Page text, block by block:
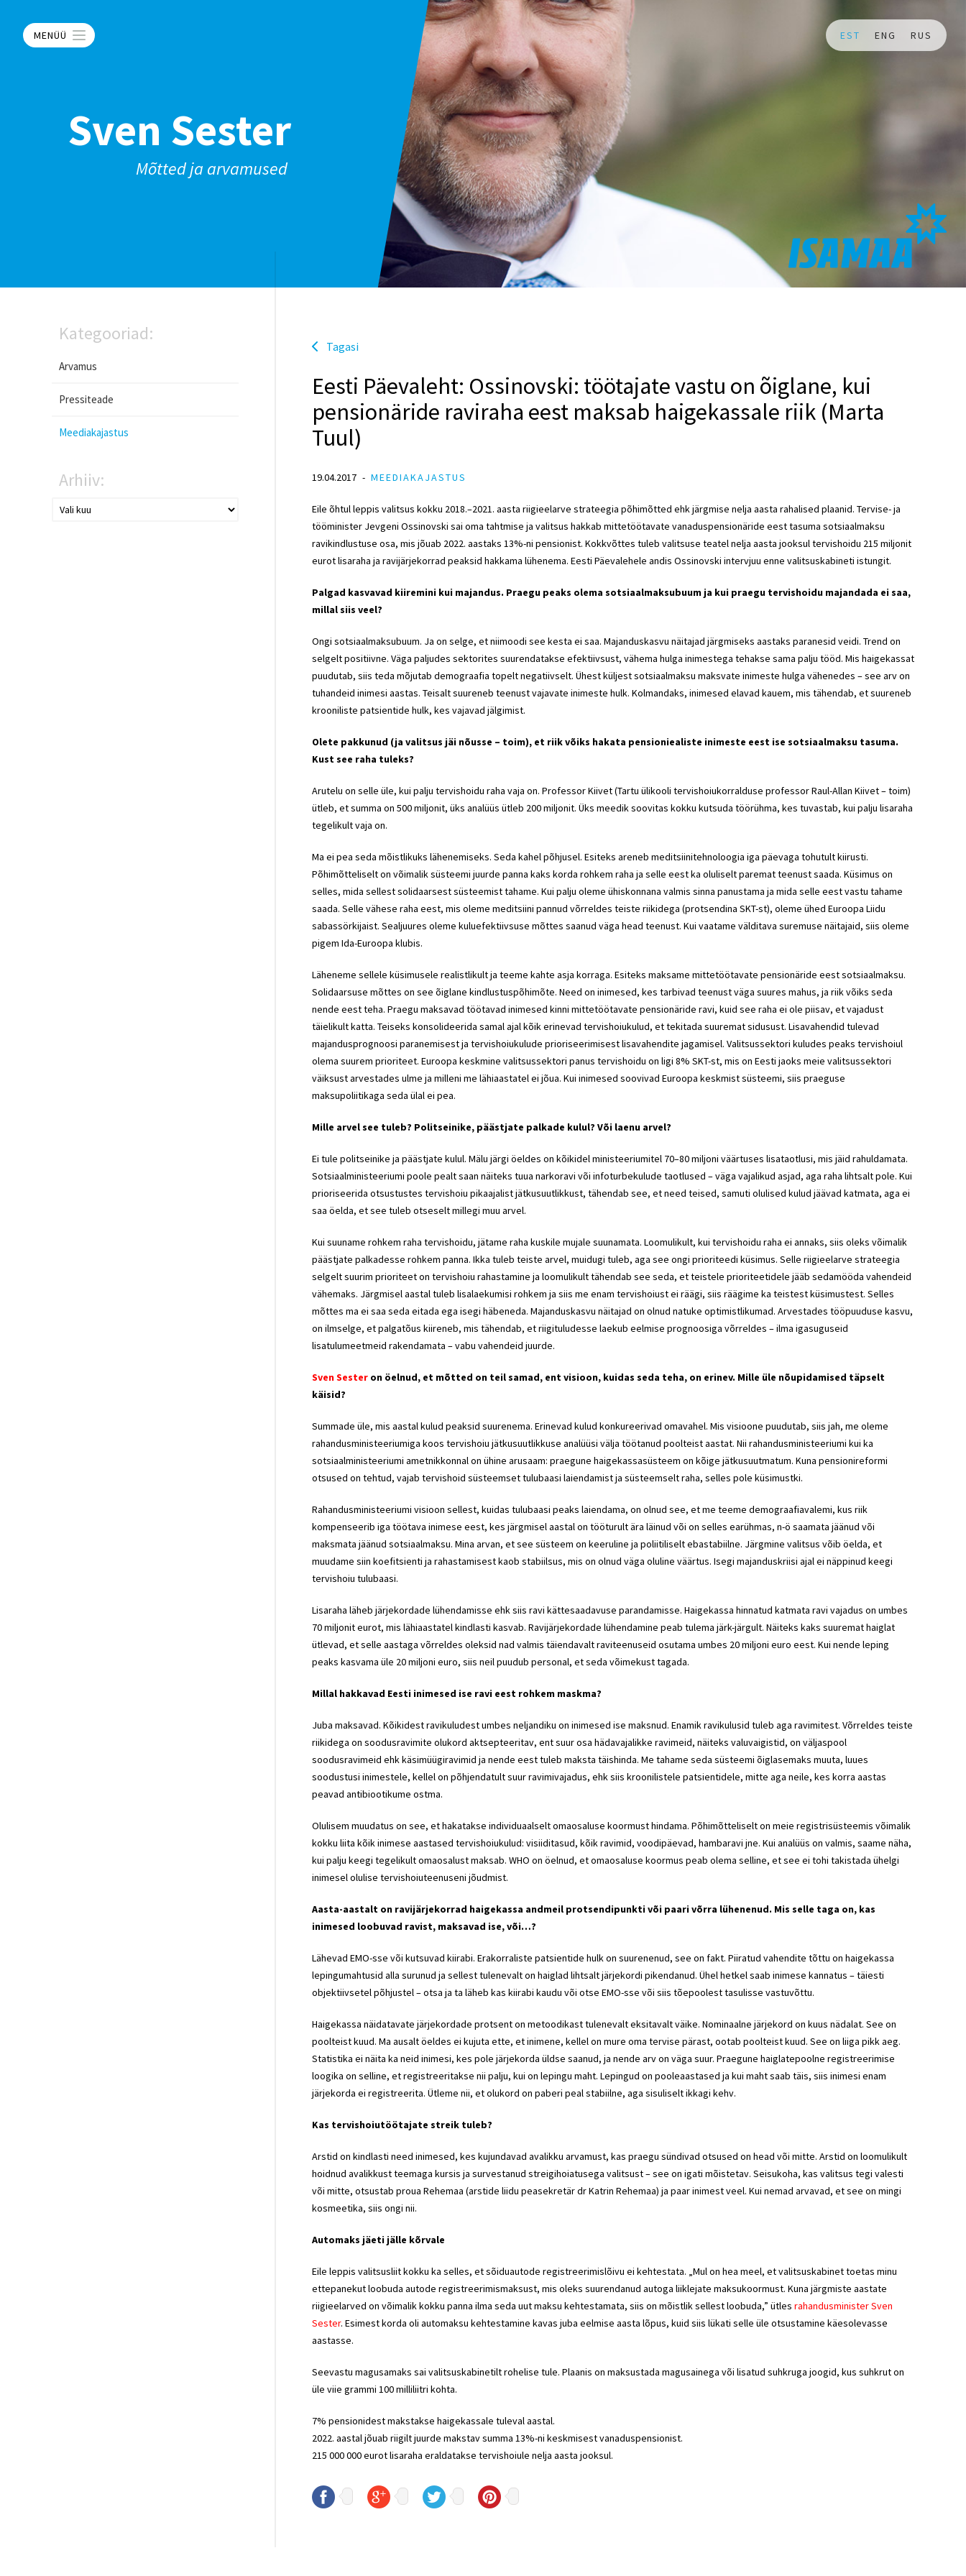
MENÜÜ EST ENG RUS
Sven Sester
Mõtted ja arvamused
Kategooriad:
Arvamus
Pressiteade
Meediakajastus
Arhiiv:
Tagasi
Eesti Päevaleht: Ossinovski: töötajate vastu on õiglane, kui
pensionäride raviraha eest maksab haigekassale riik (Marta
Tuul)
19.04.2017 MEEDIAKAJASTUS
Eile õhtul leppis valitsus kokku 2018.–2021. aasta riigieelarve strateegia põhimõtted ehk järgmise nelja aasta rahalised plaanid. Tervise- ja
tööminister Jevgeni Ossinovski sai oma tahtmise ja valitsus hakkab mittetöötavate vanaduspensionäride eest tasuma sotsiaalmaksu
ravikindlustuse osa, mis jõuab 2022. aastaks 13%-ni pensionist. Kokkvõttes tuleb valitsuse teatel nelja aasta jooksul tervishoidu 215 miljonit
eurot lisaraha ja ravijärjekorrad peaksid hakkama lühenema. Eesti Päevalehele andis Ossinovski intervjuu enne valitsuskabineti istungit.
Palgad kasvavad kiiremini kui majandus. Praegu peaks olema sotsiaalmaksubuum ja kui praegu tervishoidu majandada ei saa,
millal siis veel?
Ongi sotsiaalmaksubuum. Ja on selge, et niimoodi see kesta ei saa. Majanduskasvu näitajad järgmiseks aastaks paranesid veidi. Trend on
selgelt positiivne. Väga paljudes sektorites suurendatakse efektiivsust, vähema hulga inimestega tehakse sama palju tööd. Mis haigekassat
puudutab, siis teda mõjutab demograafia topelt negatiivselt. Ühest küljest sotsiaalmaksu maksvate inimeste hulga vähenedes – see arv on
tuhandeid inimesi aastas. Teisalt suureneb teenust vajavate inimeste hulk. Kolmandaks, inimesed elavad kauem, mis tähendab, et suureneb
krooniliste patsientide hulk, kes vajavad jälgimist.
Olete pakkunud (ja valitsus jäi nõusse – toim), et riik võiks hakata pensioniealiste inimeste eest ise sotsiaalmaksu tasuma.
Kust see raha tuleks?
Arutelu on selle üle, kui palju tervishoidu raha vaja on. Professor Kiivet (Tartu ülikooli tervishoiukorralduse professor Raul-Allan Kiivet – toim)
ütleb, et summa on 500 miljonit, üks analüüs ütleb 200 miljonit. Üks meedik soovitas kokku kutsuda töörühma, kes tuvastab, kui palju lisaraha
tegelikult vaja on.
Ma ei pea seda mõistlikuks lähenemiseks. Seda kahel põhjusel. Esiteks areneb meditsiinitehnoloogia iga päevaga tohutult kiirusti.
Põhimõtteliselt on võimalik süsteemi juurde panna kaks korda rohkem raha ja selle eest ka oluliselt paremat teenust saada. Küsimus on
selles, mida sellest solidaarsest süsteemist tahame. Kui palju oleme ühiskonnana valmis sinna panustama ja mida selle eest vastu tahame
saada. Selle vähese raha eest, mis oleme meditsiini pannud võrreldes teiste riikidega (protsendina SKT-st), oleme ühed Euroopa Liidu
sabassörkijaist. Sealjuures oleme kuluefektiivsuse mõttes saanud väga head teenust. Kui vaatame välditava suremuse näitajaid, siis oleme
pigem Ida-Euroopa klubis.
Läheneme sellele küsimusele realistlikult ja teeme kahte asja korraga. Esiteks maksame mittetöötavate pensionäride eest sotsiaalmaksu.
Solidaarsuse mõttes on see õiglane kindlustuspõhimõte. Need on inimesed, kes tarbivad teenust väga suures mahus, ja riik võiks seda
nende eest teha. Praegu maksavad töötavad inimesed kinni mittetöötavate pensionäride ravi, kuid see raha ei ole piisav, et vajadust
täielikult katta. Teiseks konsolideerida samal ajal kõik erinevad tervishoiukulud, et tekitada suuremat sidusust. Lisavahendid tulevad
majandusprognoosi paranemisest ja tervishoiukulude prioriseerimisest lisavahendite jagamisel. Valitsussektori kuludes peaks tervishoiul
olema suurem prioriteet. Euroopa keskmine valitsussektori panus tervishoidu on ligi 8% SKT-st, mis on Eesti jaoks meie valitsussektori
väiksust arvestades ulme ja milleni me lähiaastatel ei jõua. Kui inimesed soovivad Euroopa keskmist süsteemi, siis praeguse
maksupoliitikaga seda ülal ei pea.
Mille arvel see tuleb? Politseinike, päästjate palkade kulul? Või laenu arvel?
Ei tule politseinike ja päästjate kulul. Mälu järgi öeldes on kõikidel ministeeriumitel 70–80 miljoni väärtuses lisataotlusi, mis jäid rahuldamata.
Sotsiaalministeeriumi poole pealt saan näiteks tuua narkoravi või infoturbekulude taotlused – väga vajalikud asjad, aga raha lihtsalt pole. Kui
prioriseerida otsustustes tervishoiu pikaajalist jätkusuutlikkust, tähendab see, et need teised, samuti olulised kulud jäävad katmata, aga ei
saa öelda, et see tuleb otseselt millegi muu arvel.
Kui suuname rohkem raha tervishoidu, jätame raha kuskile mujale suunamata. Loomulikult, kui tervishoidu raha ei annaks, siis oleks võimalik
päästjate palkadesse rohkem panna. Ikka tuleb teiste arvel, muidugi tuleb, aga see ongi prioriteedi küsimus. Selle riigieelarve strateegia
selgelt suurim prioriteet on tervishoiu rahastamine ja loomulikult tähendab see seda, et teistele prioriteetidele jääb sedamööda vahendeid
vähemaks. Järgmisel aastal tuleb lisalaekumisi rohkem ja siis me enam tervishoiust ei räägi, siis räägime ka teistest küsimustest. Selles
mõttes ma ei saa seda eitada ega isegi häbeneda. Majanduskasvu näitajad on olnud natuke optimistlikumad. Arvestades tööpuuduse kasvu,
on ilmselge, et palgatõus kiireneb, mis tähendab, et riigituludesse laekub eelmise prognoosiga võrreldes – ilma igasuguseid
lisatulumeetmeid rakendamata – vabu vahendeid juurde.
Sven Sester on öelnud, et mõtted on teil samad, ent visioon, kuidas seda teha, on erinev. Mille üle nõupidamised täpselt
käisid?
Summade üle, mis aastal kulud peaksid suurenema. Erinevad kulud konkureerivad omavahel. Mis visioone puudutab, siis jah, me oleme
rahandusministeeriumiga koos tervishoiu jätkusuutlikkuse analüüsi välja töötanud poolteist aastat. Nii rahandusministeeriumi kui ka
sotsiaalministeeriumi ametnikkonnal on ühine arusaam: praegune haigekassasüsteem on kõige jätkusuutmatum. Kuna pensionireformi
otsused on tehtud, vajab tervishoid süsteemset tulubaasi laiendamist ja süsteemselt raha, selles pole küsimustki.
Rahandusministeeriumi visioon sellest, kuidas tulubaasi peaks laiendama, on olnud see, et me teeme demograafiavalemi, kus riik
kompenseerib iga töötava inimese eest, kes järgmisel aastal on tööturult ära läinud või on selles earühmas, n-ö saamata jäänud või
maksmata jäänud sotsiaalmaksu. Mina arvan, et see süsteem on keeruline ja poliitiliselt ebastabiilne. Järgmine valitsus võib öelda, et
muudame siin koefitsienti ja rahastamisest kaob stabiilsus, mis on olnud väga oluline väärtus. Isegi majanduskriisi ajal ei näppinud keegi
tervishoiu tulubaasi.
Lisaraha läheb järjekordade lühendamisse ehk siis ravi kättesaadavuse parandamisse. Haigekassa hinnatud katmata ravi vajadus on umbes
70 miljonit eurot, mis lähiaastatel kindlasti kasvab. Ravijärjekordade lühendamine peab tulema järk-järgult. Näiteks kaks suuremat haiglat
ütlevad, et selle aastaga võrreldes oleksid nad valmis täiendavalt raviteenuseid osutama umbes 20 miljoni euro eest. Kui nende leping
peaks kasvama üle 20 miljoni euro, siis neil puudub personal, et seda võimekust tagada.
Millal hakkavad Eesti inimesed ise ravi eest rohkem maskma?
Juba maksavad. Kõikidest ravikuludest umbes neljandiku on inimesed ise maksnud. Enamik ravikulusid tuleb aga ravimitest. Võrreldes teiste
riikidega on soodusravimite olukord aktsepteeritav, ent suur osa hädavajalikke ravimeid, näiteks valuvaigistid, on väljaspool
soodusravimeid ehk käsimüügiravimid ja nende eest tuleb maksta täishinda. Me tahame seda süsteemi õiglasemaks muuta, luues
soodustusi inimestele, kellel on põhjendatult suur ravimivajadus, ehk siis kroonilistele patsientidele, mitte aga neile, kes korra aastas
peavad antibiootikume ostma.
Olulisem muudatus on see, et hakatakse individuaalselt omaosaluse koormust hindama. Põhimõtteliselt on meie registrisüsteemis võimalik
kokku liita kõik inimese aastased tervishoiukulud: visiiditasud, kõik ravimid, voodipäevad, hambaravi jne. Kui analüüs on valmis, saame näha,
kui palju keegi tegelikult omaosalust maksab. WHO on öelnud, et omaosaluse koormus peab olema selline, et see ei tohi takistada ühelgi
inimesel olulise tervishoiuteenuseni jõudmist.
Aasta-aastalt on ravijärjekorrad haigekassa andmeil protsendipunkti või paari võrra lühenenud. Mis selle taga on, kas
inimesed loobuvad ravist, maksavad ise, või…?
Lähevad EMO-sse või kutsuvad kiirabi. Erakorraliste patsientide hulk on suurenenud, see on fakt. Piiratud vahendite tõttu on haigekassa
lepingumahtusid alla surunud ja sellest tulenevalt on haiglad lihtsalt järjekordi pikendanud. Ühel hetkel saab inimese kannatus – täiesti
objektiivsetel põhjustel – otsa ja ta läheb kas kiirabi kaudu või otse EMO-sse või siis tõepoolest tasulisse vastuvõttu.
Haigekassa näidatavate järjekordade protsent on metoodikast tulenevalt eksitavalt väike. Nominaalne järjekord on kuus nädalat. See on
poolteist kuud. Ma ausalt öeldes ei kujuta ette, et inimene, kellel on mure oma tervise pärast, ootab poolteist kuud. See on liiga pikk aeg.
Statistika ei näita ka neid inimesi, kes pole järjekorda üldse saanud, ja nende arv on väga suur. Praegune haiglatepoolne registreerimise
loogika on selline, et registreeritakse nii palju, kui on lepingu maht. Lepingud on pooleaastased ja kui maht saab täis, siis inimesi enam
järjekorda ei registreerita. Ütleme nii, et olukord on paberi peal stabiilne, aga sisuliselt ikkagi kehv.
Kas tervishoiutöötajate streik tuleb?
Arstid on kindlasti need inimesed, kes kujundavad avalikku arvamust, kas praegu sündivad otsused on head või mitte. Arstid on loomulikult
hoidnud avalikkust teemaga kursis ja survestanud streigihoiatusega valitsust – see on igati mõistetav. Seisukoha, kas valitsus tegi valesti
või mitte, otsustab proua Rehemaa (arstide liidu peasekretär dr Katrin Rehemaa) ja paar inimest veel. Kui nemad arvavad, et see on mingi
kosmeetika, siis ongi nii.
Automaks jäeti jälle kõrvale
Eile leppis valitsusliit kokku ka selles, et sõiduautode registreerimislõivu ei kehtestata. „Mul on hea meel, et valitsuskabinet toetas minu
ettepanekut loobuda autode registreerimismaksust, mis oleks suurendanud autoga liiklejate maksukoormust. Kuna järgmiste aastate
riigieelarved on võimalik kokku panna ilma seda uut maksu kehtestamata, siis on mõistlik sellest loobuda,” ütles rahandusminister Sven
Sester. Esimest korda oli automaksu kehtestamine kavas juba eelmise aasta lõpus, kuid siis lükati selle üle otsustamine käesolevasse
aastasse.
Seevastu magusamaks sai valitsuskabinetilt rohelise tule. Plaanis on maksustada magusainega või lisatud suhkruga joogid, kus suhkrut on
üle viie grammi 100 milliliitri kohta.
7% pensionidest makstakse haigekassale tuleval aastal.
2022. aastal jõuab riigilt juurde makstav summa 13%-ni keskmisest vanaduspensionist.
215 000 000 eurot lisaraha eraldatakse tervishoiule nelja aasta jooksul.